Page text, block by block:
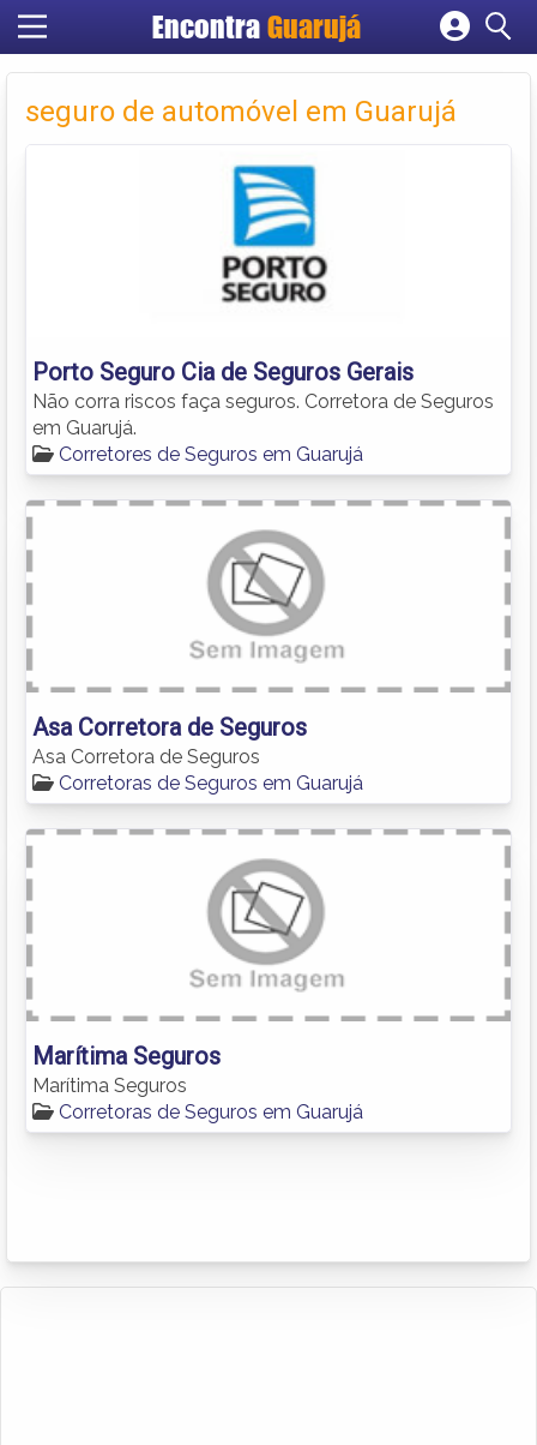
Encontra Guarujá
Cadastrar empresa
Criar conta
seguro de automóvel em Guarujá
Porto Seguro Cia de Seguros Gerais
Não corra riscos faça seguros. Corretora de Seguros
em Guarujá.
Corretores de Seguros em Guarujá
Asa Corretora de Seguros
Asa Corretora de Seguros
Corretoras de Seguros em Guarujá
Marítima Seguros
Marítima Seguros
Corretoras de Seguros em Guarujá